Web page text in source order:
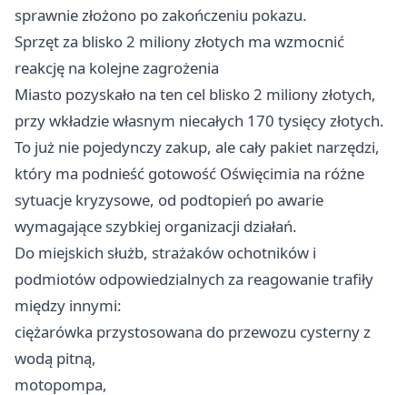
sprawnie złożono po zakończeniu pokazu.
Sprzęt za blisko 2 miliony złotych ma wzmocnić
reakcję na kolejne zagrożenia
Miasto pozyskało na ten cel blisko 2 miliony złotych,
przy wkładzie własnym niecałych 170 tysięcy złotych.
To już nie pojedynczy zakup, ale cały pakiet narzędzi,
który ma podnieść gotowość Oświęcimia na różne
sytuacje kryzysowe, od podtopień po awarie
wymagające szybkiej organizacji działań.
Do miejskich służb, strażaków ochotników i
podmiotów odpowiedzialnych za reagowanie trafiły
między innymi:
ciężarówka przystosowana do przewozu cysterny z
wodą pitną,
motopompa,